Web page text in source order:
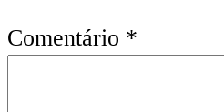
Comentário *